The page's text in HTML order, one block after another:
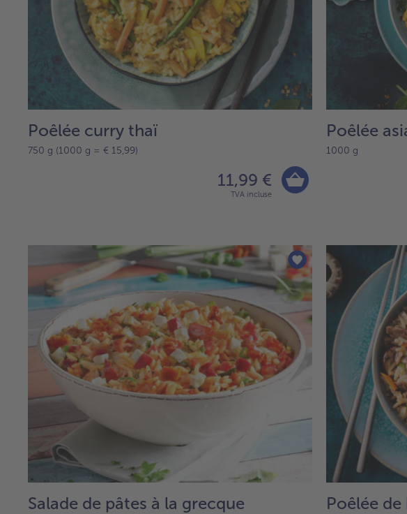
Poêlée curry thaï
750 g (1000 g = € 15,99)
11,99 €
TVA incluse
Poêlée
1000 g
Salade de pâtes à la grecque Poêlée